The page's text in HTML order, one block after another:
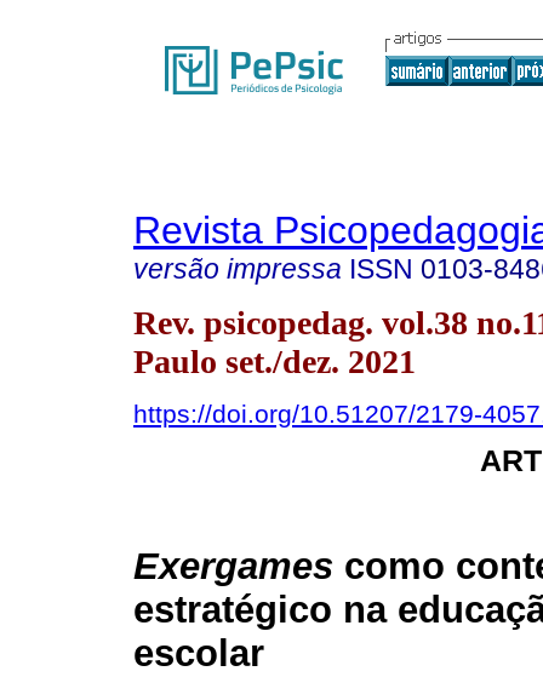
Revista
versão impressa ISSN 0103-
Rev. psicopedag. vol.38
Paulo set./dez. 2021
https://doi.org/10.51207/2179-
Exergames como
estratégico na
escolar